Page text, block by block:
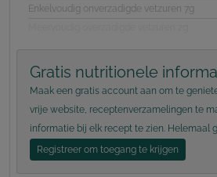
Enkelvoudig onverzadigde vetzuren 7g
Gratis nutritionele
Maak een gratis account aan om te
vrije website, receptenverzamelingen te
informatie bij elk recept te zien. Helemaal
Registreer om toegang te krijgen